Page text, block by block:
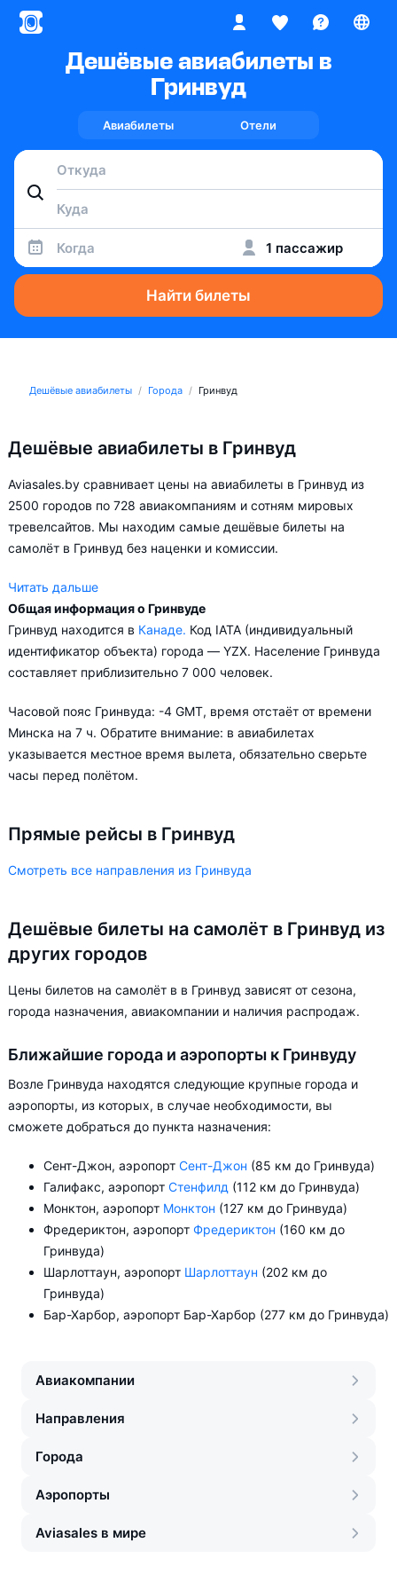
Дешёвые авиабилеты в
Гринвуд
Авиабилеты Отели
Когда 1 пассажир
Найти билеты
Дешёвые авиабилеты Города Гринвуд
Дешёвые авиабилеты в Гринвуд
Aviasales.by сравнивает цены на авиабилеты в Гринвуд из
2500 городов по 728 авиакомпаниям и сотням мировых
тревелсайтов. Мы находим самые дешёвые билеты на
самолёт в Гринвуд без наценки и комиссии.
Читать дальше
Aviasales.by советует купить авиабилеты в Гринвуд заранее,
чтобы вы могли выбирать условия перелёта, ориентируясь на
свои пожелания и финансовые возможности.
Общая информация о Гринвуде
Гринвуд находится в Канаде. Код IATA (индивидуальный
идентификатор объекта) города — YZX. Население Гринвуда
составляет приблизительно 7 000 человек.
Часовой пояс Гринвуда: -4 GMT, время отстаёт от времени
Минска на 7 ч. Обратите внимание: в авиабилетах
указывается местное время вылета, обязательно сверьте
часы перед полётом.
Прямые рейсы в Гринвуд
Смотреть все направления из Гринвуда
Дешёвые билеты на самолёт в Гринвуд из
других городов
Цены билетов на самолёт в в Гринвуд зависят от сезона,
города назначения, авиакомпании и наличия распродаж.
Ближайшие города и аэропорты к Гринвуду
Возле Гринвуда находятся следующие крупные города и
аэропорты, из которых, в случае необходимости, вы
сможете добраться до пункта назначения:
Сент-Джон, аэропорт Сент-Джон (85 км до Гринвуда)
Галифакс, аэропорт Стенфилд (112 км до Гринвуда)
Монктон, аэропорт Монктон (127 км до Гринвуда)
Фредериктон, аэропорт Фредериктон (160 км до
Гринвуда)
Шарлоттаун, аэропорт Шарлоттаун (202 км до
Гринвуда)
Бар-Харбор, аэропорт Бар-Харбор (277 км до Гринвуда)
Авиакомпании
Направления
Города
Аэропорты
Aviasales в мире